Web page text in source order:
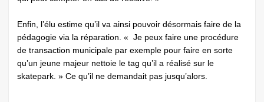
Enfin, l’élu estime qu’il va ainsi pouvoir désormais faire de la
pédagogie via la réparation. « Je peux faire une procédure
de transaction municipale par exemple pour faire en sorte
qu’un jeune majeur nettoie le tag qu’il a réalisé sur le
skatepark. » Ce qu’il ne demandait pas jusqu’alors.